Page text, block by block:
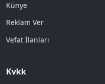
Künye
Reklam Ver
Vefat İlanları
Kvkk